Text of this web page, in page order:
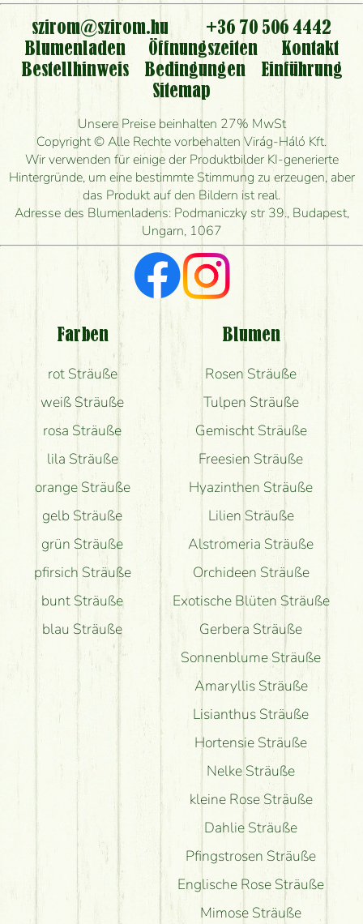
Ist der Blumenladen non stop geöffnet?
Kann ich den bestellten Blumenstrauß persönlich
nehmen oder nur per Blumenversand?
Ist eine Bestellung für ländliche Gebiete möglich?
Wie lange kann ich heute Blumen mit Lieferung
bestellen?
Wie schnell können Sie den Blumenstrauß
herstellen und wann können Sie ihn frühestens
liefern?
Ich suche rote Rosen, hast du welche?
Welche Rückmeldungen bekomme ich zum
Blumenversand?
Bekomme ich wirklich, was auf dem Bild zu sehen
szirom@szirom.hu
+36 70 506 4442
Blumenladen
Öffnungszeiten
Kontakt
Bestellhinweis
Bedingungen
Einführung
Sitemap
Unsere Preise beinhalten 27% MwSt
Copyright © Alle Rechte vorbehalten Virág-Háló Kft.
Wir verwenden für einige der Produktbilder KI-generierte
Hintergründe, um eine bestimmte Stimmung zu erzeugen, aber
das Produkt auf den Bildern ist real.
Adresse des Blumenladens: Podmaniczky str 39., Budapest,
Ungarn, 1067
Farben
rot Sträuße
weiß Sträuße
rosa Sträuße
lila Sträuße
orange Sträuße
gelb Sträuße
grün Sträuße
pfirsich Sträuße
bunt Sträuße
blau Sträuße
Blumen
Rosen Sträuße
Tulpen Sträuße
Gemischt Sträuße
Freesien Sträuße
Hyazinthen Sträuße
Lilien Sträuße
Alstromeria Sträuße
Orchideen Sträuße
Exotische Blüten Sträuße
Gerbera Sträuße
Sonnenblume Sträuße
Amaryllis Sträuße
Lisianthus Sträuße
Hortensie Sträuße
Nelke Sträuße
kleine Rose Sträuße
Dahlie Sträuße
Pfingstrosen Sträuße
Englische Rose Sträuße
Mimose Sträuße